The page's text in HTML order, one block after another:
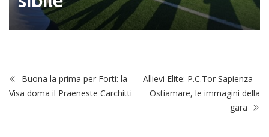
Buona la prima per Forti: la
Visa doma il Praeneste Carchitti
Allievi Elite: P.C.Tor Sapienza –
Ostiamare, le immagini della
gara